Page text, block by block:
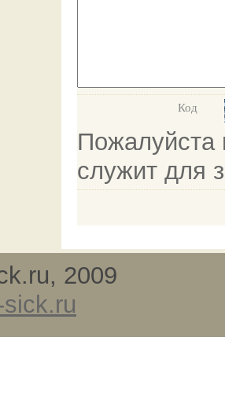
Код
Пожалуйста
служит для
2009